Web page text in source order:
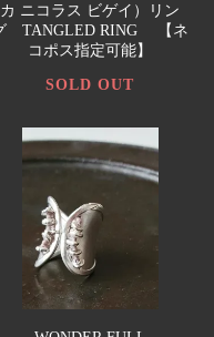
カ ニコラス ビゲイ）リン
TANGLED RING 【ネ
コポス指定可能】
SOLD OUT